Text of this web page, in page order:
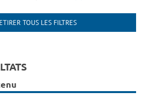
TOUS LES FILTRES